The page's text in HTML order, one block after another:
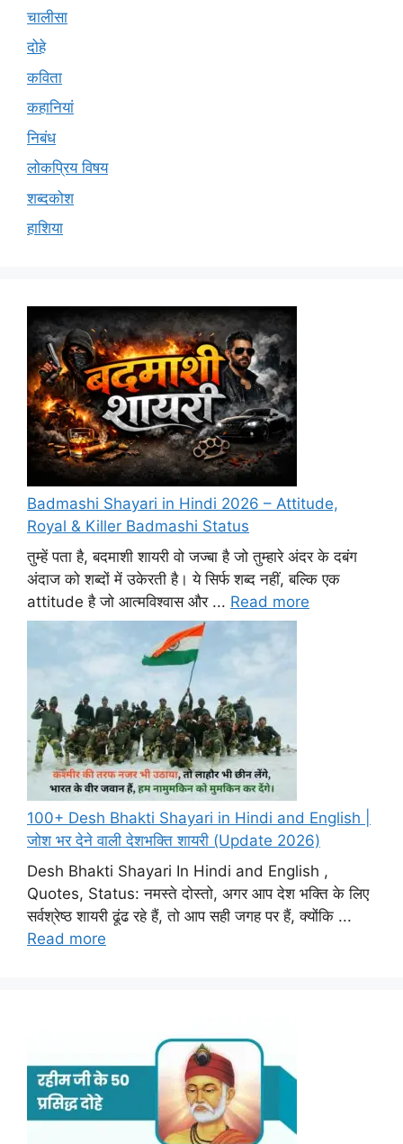
चालीसा
दोहे
कविता
कहानियां
निबंध
लोकप्रिय विषय
शब्दकोश
हाशिया
Badmashi Shayari in Hindi 2026 – Attitude,
Royal & Killer Badmashi Status
तुम्हें पता है, बदमाशी शायरी वो जज्बा है जो तुम्हारे अंदर के दबंग
अंदाज को शब्दों में उकेरती है। ये सिर्फ शब्द नहीं, बल्कि एक
attitude है जो आत्मविश्वास और ... Read more
100+ Desh Bhakti Shayari in Hindi and English |
जोश भर देने वाली देशभक्ति शायरी (Update 2026)
Desh Bhakti Shayari In Hindi and English ,
Quotes, Status: नमस्ते दोस्तो, अगर आप देश भक्ति के लिए
सर्वश्रेष्ठ शायरी ढूंढ रहे हैं, तो आप सही जगह पर हैं, क्योंकि ...
Read more